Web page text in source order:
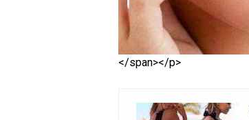
</span></p>